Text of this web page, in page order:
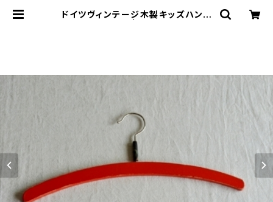
ドイツヴィンテージ木製キッズハンガ